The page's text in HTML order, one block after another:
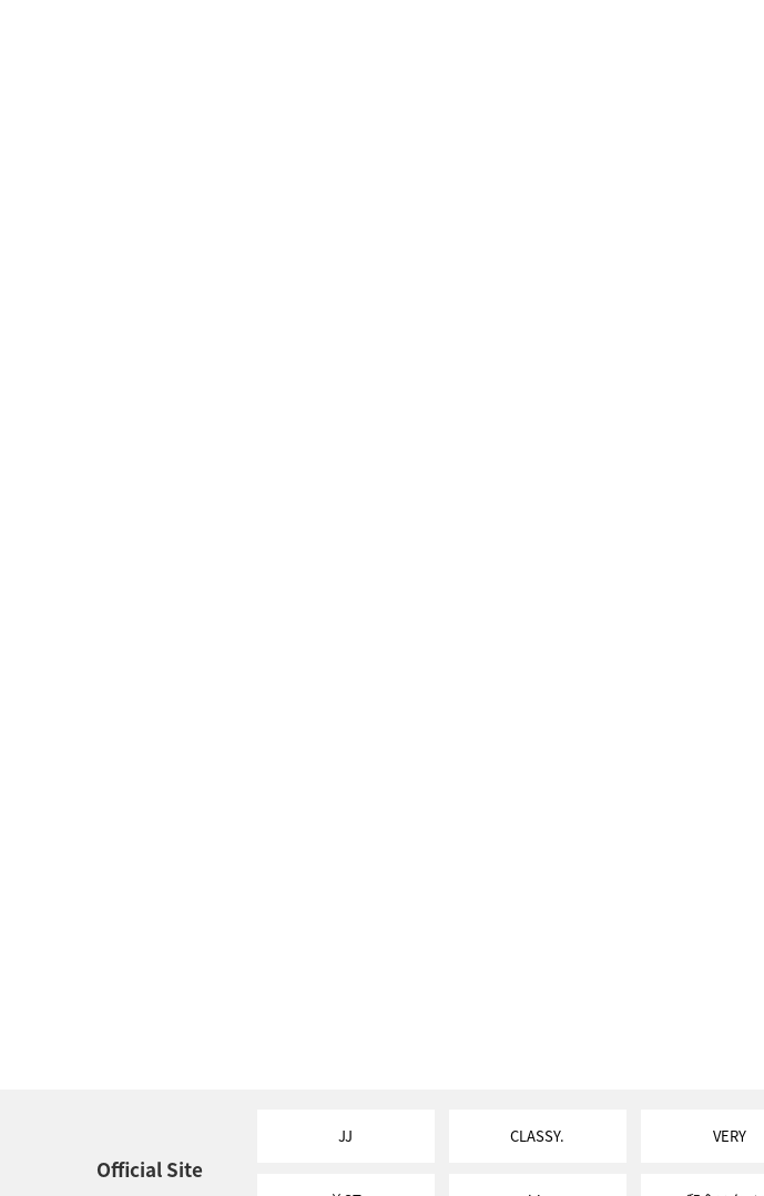
Official Site
JJ CLASSY. VERY